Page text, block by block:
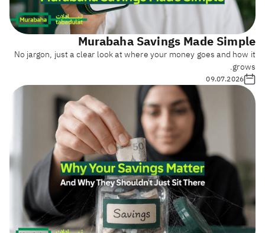
Murabaha Savings Made Simple
No jargon, just a clear look at where your money goes and how it
grows.
09.07.2026